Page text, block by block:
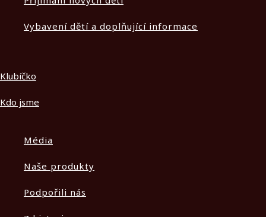
Vybavení dětí a doplňující informace
Klubíčko
Kdo jsme
Média
Naše produkty
Podpořili nás